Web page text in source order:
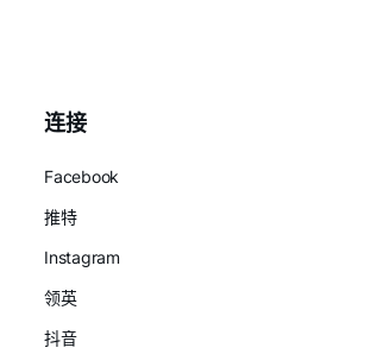
连接
Facebook
推特
Instagram
领英
抖音